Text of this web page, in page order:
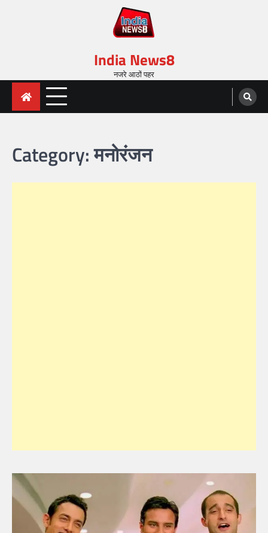
India News8
नजरे आठों पहर
Category:मनोरंजन